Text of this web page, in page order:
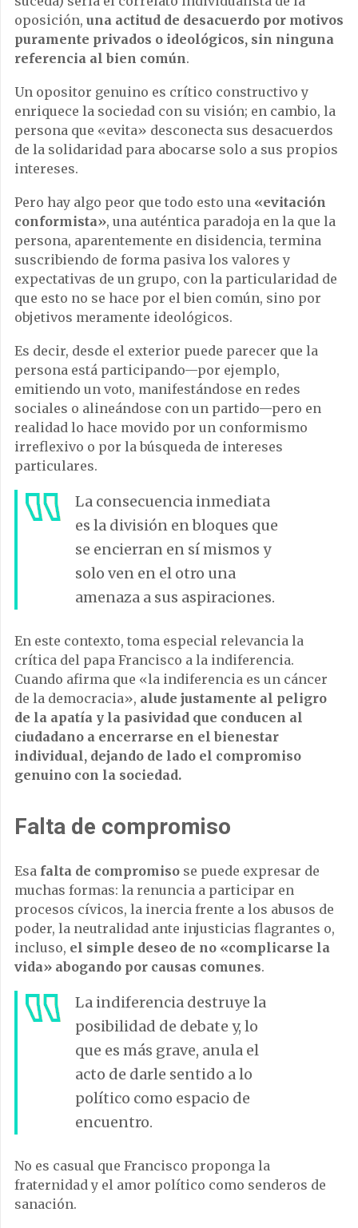
oposición, una actitud de desacuerdo por motivos
puramente privados o ideológicos, sin ninguna
referencia al bien común.
Un opositor genuino es crítico constructivo y
enriquece la sociedad con su visión; en cambio, la
persona que «evita» desconecta sus desacuerdos
de la solidaridad para abocarse solo a sus propios
intereses.
Pero hay algo peor que todo esto una «evitación
conformista», una auténtica paradoja en la que la
persona, aparentemente en disidencia, termina
suscribiendo de forma pasiva los valores y
expectativas de un grupo, con la particularidad de
que esto no se hace por el bien común, sino por
objetivos meramente ideológicos.
Es decir, desde el exterior puede parecer que la
persona está participando—por ejemplo,
emitiendo un voto, manifestándose en redes
sociales o alineándose con un partido—pero en
realidad lo hace movido por un conformismo
irreflexivo o por la búsqueda de intereses
particulares.
La consecuencia inmediata
es la división en bloques que
se encierran en sí mismos y
solo ven en el otro una
amenaza a sus aspiraciones.
En este contexto, toma especial relevancia la
crítica del papa Francisco a la indiferencia.
Cuando afirma que «la indiferencia es un cáncer
de la democracia», alude justamente al peligro
de la apatía y la pasividad que conducen al
ciudadano a encerrarse en el bienestar
individual, dejando de lado el compromiso
genuino con la sociedad.
Falta de compromiso
Esa falta de compromiso se puede expresar de
muchas formas: la renuncia a participar en
procesos cívicos, la inercia frente a los abusos de
poder, la neutralidad ante injusticias flagrantes o,
incluso, el simple deseo de no «complicarse la
vida» abogando por causas comunes.
La indiferencia destruye la
posibilidad de debate y, lo
que es más grave, anula el
acto de darle sentido a lo
político como espacio de
encuentro.
No es casual que Francisco proponga la
fraternidad y el amor político como senderos de
sanación.